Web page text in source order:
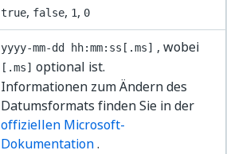
true, false, 1, 0
yyyy-mm-dd hh:mm:ss[.ms] , wobei
[.ms] optional ist.
Informationen zum Ändern des
Datumsformats finden Sie in der
offiziellen Microsoft-
Dokumentation.